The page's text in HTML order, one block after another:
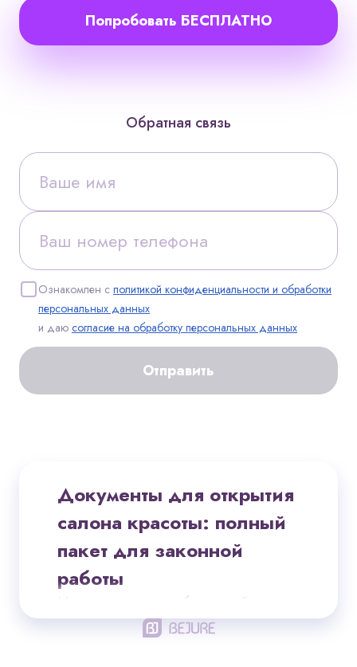
Попробовать БЕСПЛАТНО
Обратная связь
Ознакомлен с политикой конфиденциальности и обработки
персональных данных
и даю согласие на обработку персональных данных
Отправить
Документы для открытия
салона красоты: полный
пакет для законной
работы
Мечтаете открыть собственный салон
красоты? Идея отличная —
индустрия бьюти-услуг стабильно